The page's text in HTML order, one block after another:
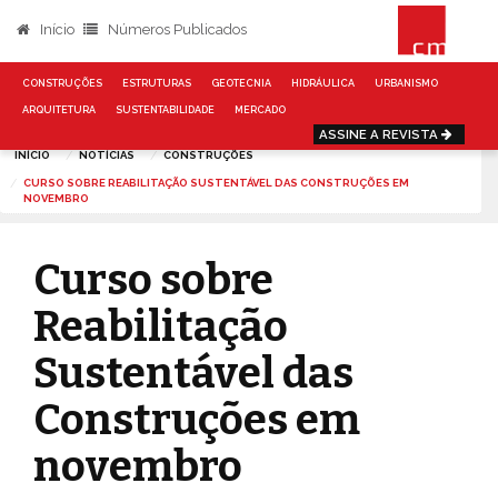
Início Números Publicados
CONSTRUÇÕES ESTRUTURAS GEOTECNIA HIDRÁULICA URBANISMO
ARQUITETURA SUSTENTABILIDADE MERCADO
ASSINE A REVISTA
INÍCIO NOTÍCIAS CONSTRUÇÕES
CURSO SOBRE REABILITAÇÃO SUSTENTÁVEL DAS CONSTRUÇÕES EM
NOVEMBRO
Curso sobre
Reabilitação
Sustentável das
Construções em
novembro